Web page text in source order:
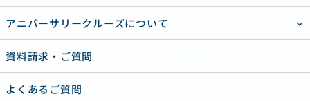
アニバーサリークルーズについて
資料請求・ご質問
よくあるご質問